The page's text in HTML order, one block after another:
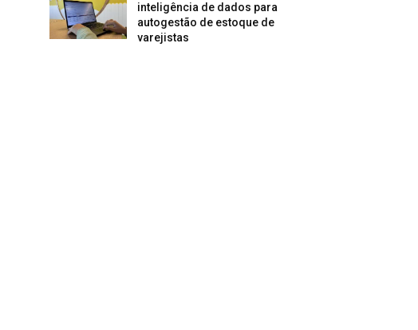
inteligência de dados para
autogestão de estoque de
varejistas